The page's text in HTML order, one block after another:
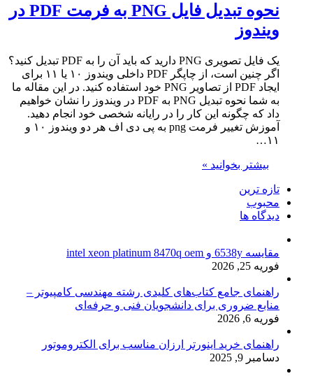
نحوه تبدیل فایل PNG به فرمت PDF در
ویندوز
یک فایل تصویری PNG دارید که باید آن را به PDF تبدیل کنید؟
اگر چنین است، از چاپگر PDF داخلی ویندوز ۱۰ یا ۱۱ برای
ایجاد PDF از تصاویر PNG خود استفاده کنید. در این مقاله ما
به شما نحوه تبدیل PNG به PDF در ویندوز را نشان خواهیم
داد که چگونه این کار را در رایانه شخصی خود انجام دهید.
آموزش تغییر فرمت png به پی دی اف هر دو ویندوز ۱۰ و
۱۱…
بیشتر بخوانید »
تازه ترین
محبوب
دیدگاه ها
مقایسه 6538y و intel xeon platinum 8470q oem
فوریه 25, 2026
راهنمای جامع کتاب‌های کلیدی رشته مهندسی کامپیوتر –
منابع ضروری برای دانشجویان فنی و حرفه‌ای
فوریه 6, 2026
راهنمای خرید اینورتر ارزان مناسب برای الکتروموتور
دسامبر 9, 2025